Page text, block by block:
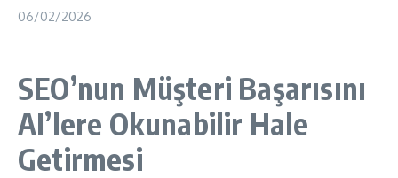
06/02/2026
SEO’nun Müşteri Başarısını
AI’lere Okunabilir Hale
Getirmesi